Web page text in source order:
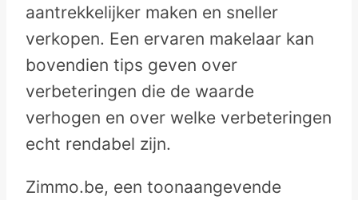
aantrekkelijker maken en sneller
verkopen. Een ervaren makelaar kan
bovendien tips geven over
verbeteringen die de waarde
verhogen en over welke verbeteringen
echt rendabel zijn.
Zimmo.be, een toonaangevende